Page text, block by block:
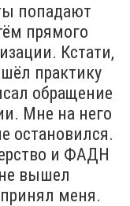
попадают
прямого
Кстати,
практику
обращение
Мне на него
остановился.
и ФАДН
вышел
меня.